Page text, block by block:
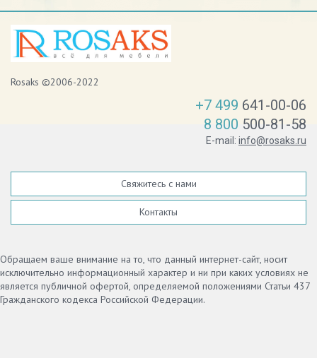
Rosaks ©2006-2022
+7 499 641-00-06
8 800 500-81-58
E-mail: info@rosaks.ru
Свяжитесь с нами
Контакты
Обращаем ваше внимание на то, что данный интернет-сайт, носит
исключительно информационный характер и ни при каких условиях не
является публичной офертой, определяемой положениями Статьи 437
Гражданского кодекса Российской Федерации.